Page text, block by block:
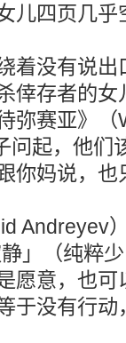
儿四页几乎
着没有说
倖存者的
弥赛亚》（
问起，他们
你妈说，也
Andreyev
」（纯粹
愿意，也可
于没有行